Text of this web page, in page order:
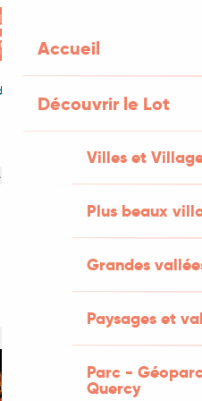
Accueil
Découvrir le Lot
Villes et
Plus beaux
Grandes
Paysages et
Parc -
Quercy
Creysse
THÉMATIQUE
+1 PHOTO